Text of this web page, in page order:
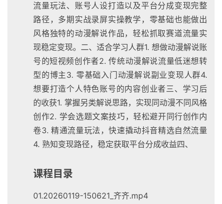
流量玩法、账号人设打造以及平台分成变现完整
路径，多期实战录屏实操教学，零基础也能做出
风格独特的动漫解说作品，轻松抓取赛道流量实
现稳定变现。二、适合学习人群1. 想做动漫解说账
号的短视频创作者2. 传统动漫解说流量低迷想转
型的博主3. 零基础入门动漫解说副业变现人群4.
想要打造个人特色账号的内容创业者三、学习后
的收获1. 掌握另类解说思路，实现同动漫不同风格
创作2. 学会选题文案技巧，轻松避开同行创作内
卷3. 精通流量玩法，快速撬动抖音精选自然流量
4. 熟知变现路径，稳定获取平台分成收益四、
课程目录
01.20260119-150621_齐齐.mp4